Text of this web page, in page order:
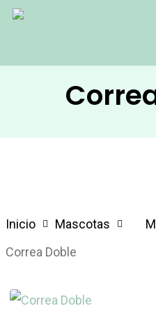
Skip
Inicio
Mascotas
Correa Doble